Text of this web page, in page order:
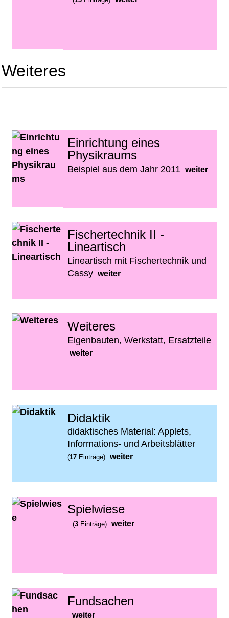
Weiteres
Einrichtung eines
Physikraums
Beispiel aus dem Jahr 2011 weiter
Fischertechnik II -
Lineartisch
Lineartisch mit Fischertechnik und
Cassy weiter
Weiteres
Eigenbauten, Werkstatt, Ersatzteile
weiter
Didaktik
didaktisches Material: Applets,
Informations- und Arbeitsblätter
(17Einträge) weiter
Spielwiese
(3Einträge) weiter
Fundsachen
weiter